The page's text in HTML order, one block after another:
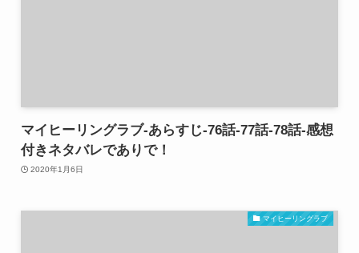
マイヒーリングラブ-あらすじ-76話-77話-78話-感想
付きネタバレでありで！
2020年1月6日
マイヒーリングラブ